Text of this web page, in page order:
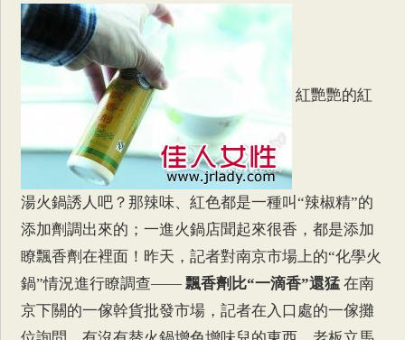
紅艷艷的紅
湯火鍋誘人吧？那辣味、紅色都是一種叫“辣椒精”的
添加劑調出來的；一進火鍋店聞起來很香，都是添加
瞭飄香劑在裡面！昨天，記者對南京市場上的“化學火
鍋”情況進行瞭調查——飄香劑比“一滴香”還猛 在南
京下關的一傢幹貨批發市場，記者在入口處的一傢攤